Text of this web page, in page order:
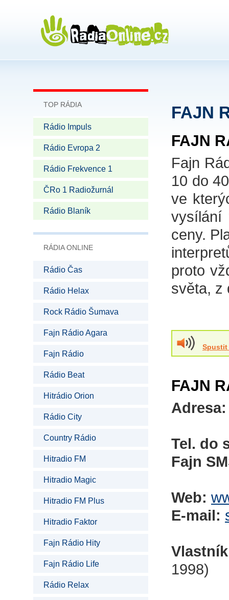
TOP RÁDIA
Rádio Impuls
Rádio Evropa 2
Rádio Frekvence 1
ČRo 1 Radiožurnál
Rádio Blaník
RÁDIA ONLINE
Rádio Čas
Rádio Helax
Rock Rádio Šumava
Fajn Rádio Agara
Fajn Rádio
Rádio Beat
Hitrádio Orion
Rádio City
Country Rádio
Hitradio FM
Hitradio Magic
Hitradio FM Plus
Hitradio Faktor
Fajn Rádio Hity
Fajn Rádio Life
Rádio Relax
FAJN
FAJN
Fajn
10 do
ve
vysílání
ceny.
proto
světa, z
Spustit
FAJN
Adresa:
Tel. do
Fajn
Web:
E-mail:
1998)